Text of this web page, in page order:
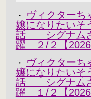
・
ヴィクターち
嬢になりたい
話 シグナムさ
躍 ２/２【2026/
・
ヴィクターち
嬢になりたい
話 シグナムさ
躍 １/２【2026/